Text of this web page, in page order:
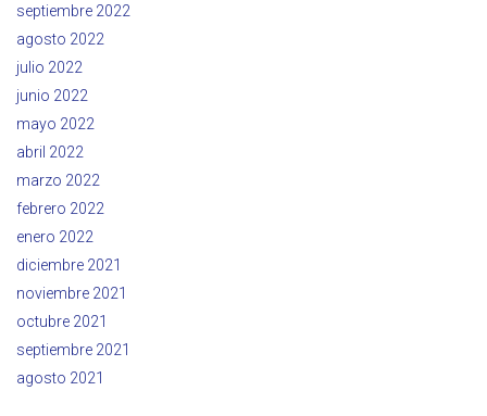
septiembre 2022
agosto 2022
julio 2022
junio 2022
mayo 2022
abril 2022
marzo 2022
febrero 2022
enero 2022
diciembre 2021
noviembre 2021
octubre 2021
septiembre 2021
agosto 2021